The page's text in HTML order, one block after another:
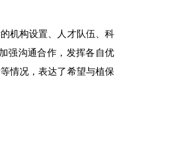
机构设置、人才队伍、科
强沟通合作，发挥各自优
情况，表达了希望与植保